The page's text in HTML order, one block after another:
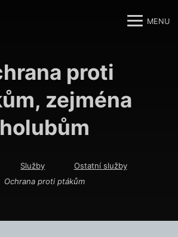
MENU
proti
zejména
holubům
Služby
Ostatní služby
Ochrana proti ptákům